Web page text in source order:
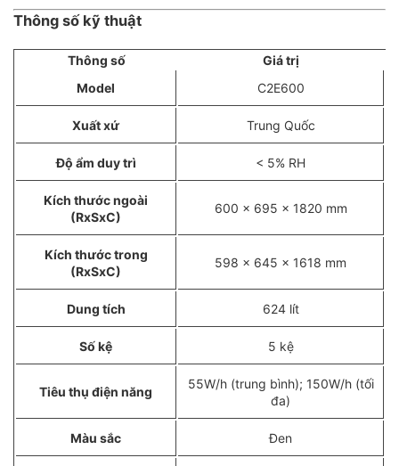
Thông số kỹ thuật
Thông số
Giá trị
Model
C2E600
Xuất xứ Trung Quốc
Độ ẩm duy trì < 5% RH
Kích thước ngoài
(RxSxC)
600 x 695 x 1820 mm
Kích thước trong
(RxSxC)
598 x 645 x 1618 mm
Dung tích 624 lít
Số kệ 5 kệ
Tiêu thụ điện năng
55W/h (trung bình); 150W/h (tối
đa)
Màu sắc Đen